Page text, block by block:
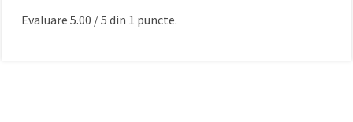
Evaluare 5.00 /5 din 1 puncte.